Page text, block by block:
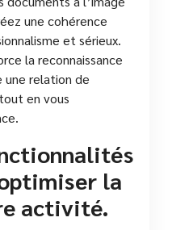
une cohérence
et sérieux.
la reconnaissance
relation de
en vous
la
activité.